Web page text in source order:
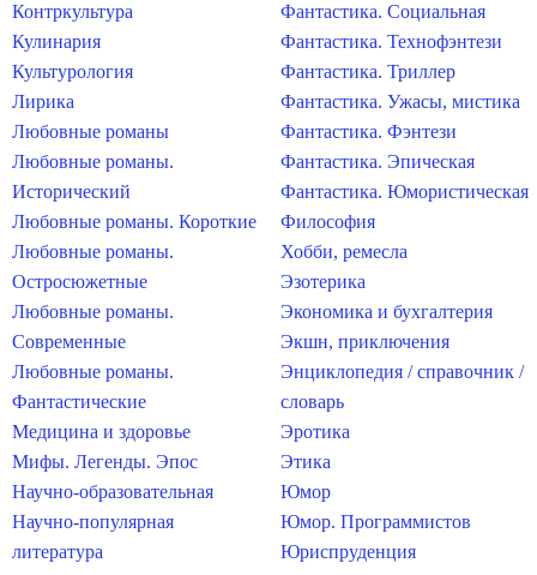
Контркультура
Кулинария
Культурология
Лирика
Любовные романы
Любовные романы.
Исторический
Любовные романы. Короткие
Любовные романы.
Остросюжетные
Любовные романы.
Современные
Любовные романы.
Фантастические
Медицина и здоровье
Мифы. Легенды. Эпос
Научно-образовательная
Научно-популярная
литература
Фантастика. Социальная
Фантастика. Технофэнтези
Фантастика. Триллер
Фантастика. Ужасы, мистика
Фантастика. Фэнтези
Фантастика. Эпическая
Фантастика. Юмористическая
Философия
Хобби, ремесла
Эзотерика
Экономика и бухгалтерия
Экшн, приключения
Энциклопедия / справочник /
словарь
Эротика
Этика
Юмор
Юмор. Программистов
Юриспруденция